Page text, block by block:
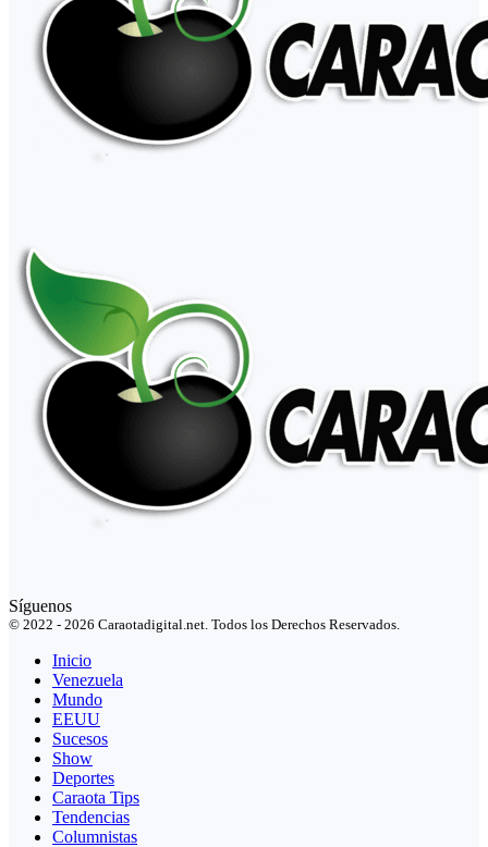
Síguenos
© 2022 - 2026 Caraotadigital.net. Todos los Derechos Reservados.
Inicio
Venezuela
Mundo
EEUU
Sucesos
Show
Deportes
Caraota Tips
Tendencias
Columnistas